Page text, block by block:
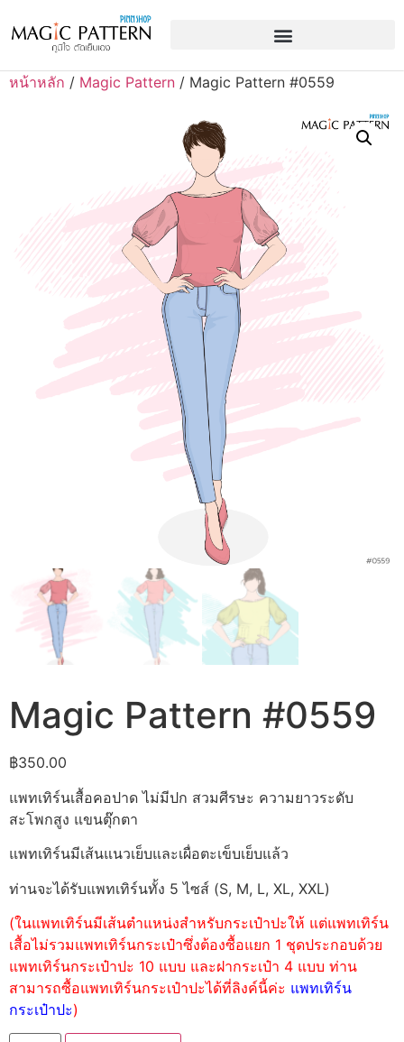
หน้าหลัก / Magic Pattern / Magic Pattern #0559
Magic Pattern #0559
฿350.00
แพทเทิร์นเสื้อคอปาด ไม่มีปก สวมศีรษะ ความยาวระดับ
สะโพกสูง แขนตุ๊กตา
แพทเทิร์นมีเส้นแนวเย็บและเผื่อตะเข็บเย็บแล้ว
ท่านจะได้รับแพทเทิร์นทั้ง 5 ไซส์ (S, M, L, XL, XXL)
(ในแพทเทิร์นมีเส้นตำแหน่งสำหรับกระเป๋าปะให้ แต่แพทเทิร์น
เสื้อไม่รวมแพทเทิร์นกระเป๋าซึ่งต้องซื้อแยก 1 ชุดประกอบด้วย
แพทเทิร์นกระเป๋าปะ 10 แบบ และฝากระเป๋า 4 แบบ ท่าน
สามารถซื้อแพทเทิร์นกระเป๋าปะได้ที่ลิงค์นี้ค่ะ แพทเทิร์น
กระเป๋าปะ)